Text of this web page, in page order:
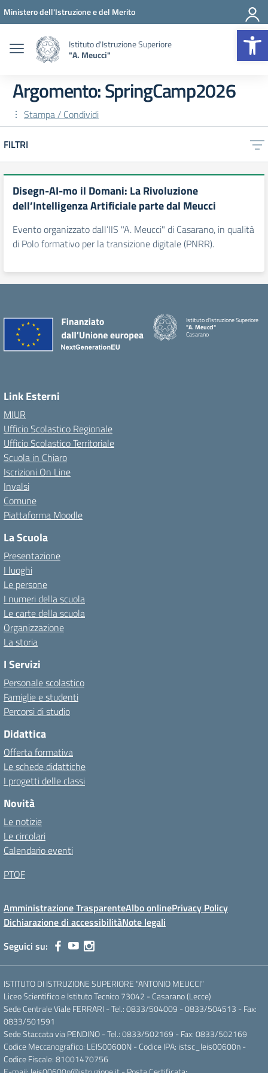
Vai ai contenuti
Vai al menu di navigazione
Vai al footer
Ministero dell'Istruzione e del Merito
Istituto d'Istruzione Superiore
"A. Meucci"
Argomento: SpringCamp2026
Stampa / Condividi
FILTRI
Disegn-AI-mo il Domani: La Rivoluzione
dell’Intelligenza Artificiale parte dal Meucci
Evento organizzato dall’IIS "A. Meucci" di Casarano, in qualità
di Polo formativo per la transizione digitale (PNRR).
Istituto d'Istruzione Superiore
"A. Meucci"
Casarano
Link Esterni
MIUR
Ufficio Scolastico Regionale
Ufficio Scolastico Territoriale
Scuola in Chiaro
Iscrizioni On Line
Invalsi
Comune
Piattaforma Moodle
La Scuola
Presentazione
I luoghi
Le persone
I numeri della scuola
Le carte della scuola
Organizzazione
La storia
I Servizi
Personale scolastico
Famiglie e studenti
Percorsi di studio
Didattica
Offerta formativa
Le schede didattiche
I progetti delle classi
Novità
Le notizie
Le circolari
Calendario eventi
PTOF
Amministrazione TrasparenteAlbo onlinePrivacy Policy
Dichiarazione di accessibilitàNote legali
Seguici su:
ISTITUTO DI ISTRUZIONE SUPERIORE “ANTONIO MEUCCI”
Liceo Scientifico e Istituto Tecnico 73042 - Casarano (Lecce)
Sede Centrale Viale FERRARI - Tel.: 0833/504009 - 0833/504513 - Fax:
0833/501591
Sede Staccata via PENDINO - Tel.: 0833/502169 - Fax: 0833/502169
Codice Meccanografico: LEIS00600N - Codice IPA: istsc_leis00600n -
Codice Fiscale: 81001470756